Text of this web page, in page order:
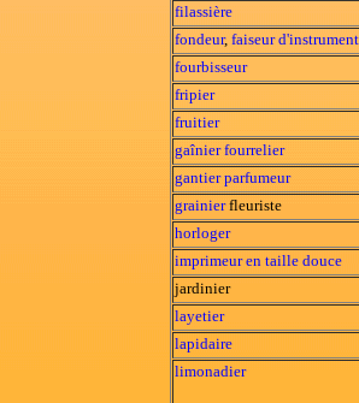
filassière
fondeur, faiseur
fourbisseur
fripier
fruitier
gaînier fourrelier
gantier parfumeur
grainierfleuriste
horloger
imprimeur en taille douce
jardinier
layetier
lapidaire
limonadier